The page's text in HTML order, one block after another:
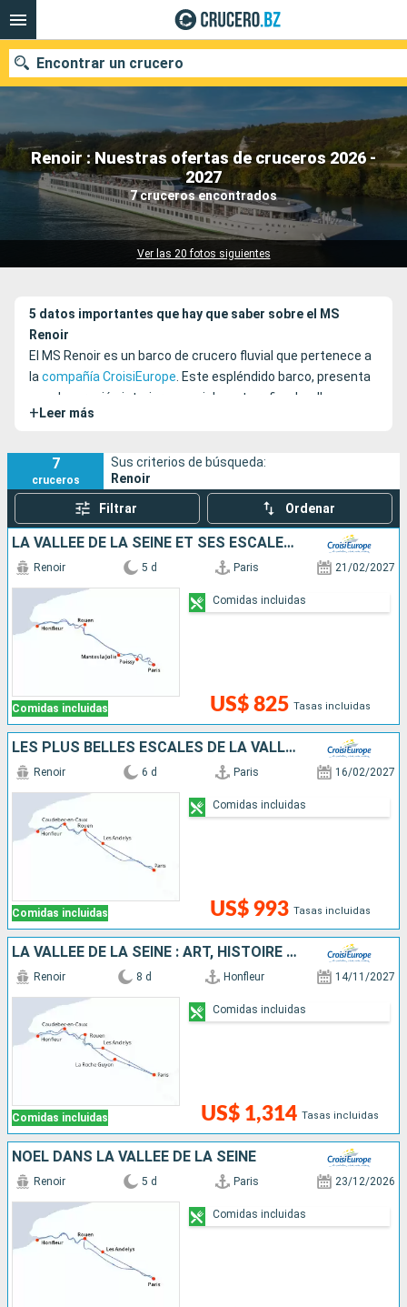
Renoir : Nuestras ofertas de cruceros 2026 -
2027
7 cruceros encontrados
Ver las 20 fotos siguientes
Encontrar un crucero
Nuestros destinos
Fecha de salida
Compañías
5 datos importantes que hay que saber sobre el MS
Renoir
El MS Renoir es un barco de crucero fluvial que pertenece a
lacompañía CroisiEurope. Este espléndido barco, presenta
una decoración interior especialmente refinada y lleva a sus
pasajeros desde París a la Costa Flamenca. Sin duda, ¡un
+ Leer más
7
cruceros
Sus criterios de búsqueda:
Renoir
Filtrar Ordenar
LA VALLÉE DE LA SEINE ET SES ESCALES INCONTOURNABLES
Comidas incluidas
Renoir 5 d Paris 21/02/2027
US$ 825 Tasas incluidas
Comidas incluidas
LES PLUS BELLES ESCALES DE LA VALLÉE DE LA SEINE
Comidas incluidas
Renoir 6 d Paris 16/02/2027
US$ 993 Tasas incluidas
Comidas incluidas
LA VALLÉE DE LA SEINE : ART, HISTOIRE ET NATURE
Comidas incluidas
Renoir 8 d Honfleur 14/11/2027
US$ 1,314 Tasas incluidas
Comidas incluidas
NOËL DANS LA VALLÉE DE LA SEINE
Renoir 5 d Paris 23/12/2026
Comidas incluidas